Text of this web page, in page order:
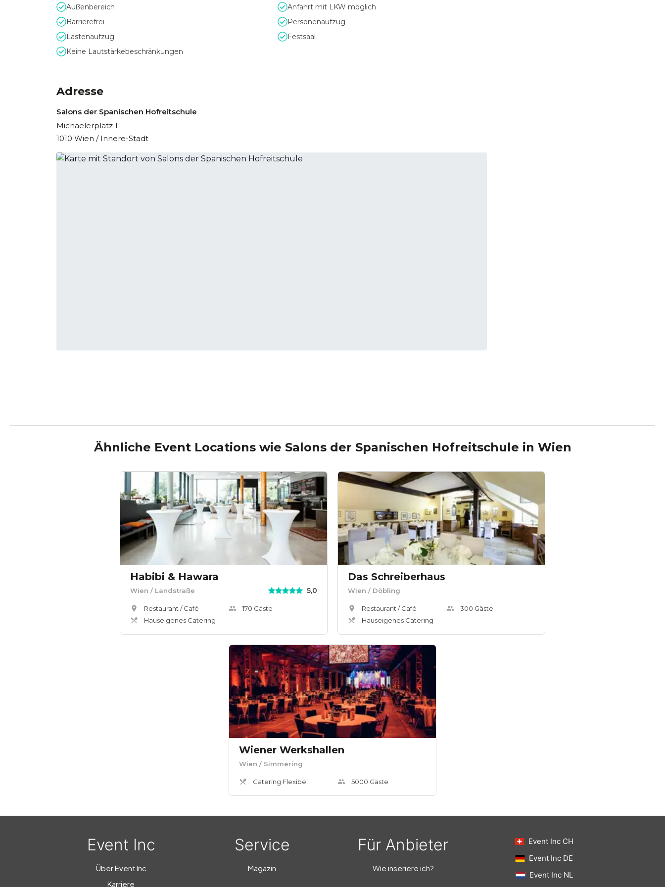
Außenbereich
Anfahrt mit LKW möglich
Barrierefrei
Personenaufzug
Lastenaufzug
Festsaal
Keine Lautstärkebeschränkungen
Adresse
Salons der Spanischen Hofreitschule
Michaelerplatz 1
1010 Wien / Innere-Stadt
Ähnliche Event Locations wie Salons der Spanischen Hofreitschule in Wien
Habibi & Hawara
Wien / Landstraße 5,0
Restaurant / Café
Hauseigenes Catering
170 Gäste
Das Schreiberhaus
Wien / Döbling
Restaurant / Café
Hauseigenes Catering
300 Gäste
Wiener Werkshallen
Wien / Simmering
Catering Flexibel 5000 Gäste
Event Inc
Über Event Inc
Karriere
Service
Magazin
Für Anbieter
Wie inseriere ich?
Event Inc CH
Event Inc DE
Event Inc NL